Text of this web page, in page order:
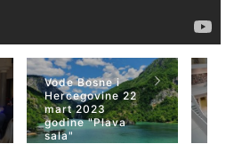
Vode Bosne i
Hercegovine 22
mart 2023
godine "Plava
sala"